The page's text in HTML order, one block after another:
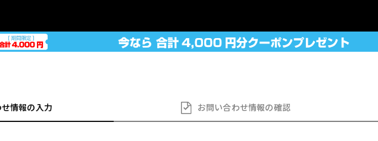
情報の入力 お問い合わせ情報の確認